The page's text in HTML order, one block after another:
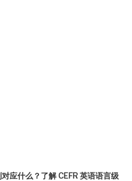
应什么？了解 CEFR 英语语言级